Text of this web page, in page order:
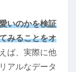
いのかを検証
みることをオ
ば、実際に他
アルなデータ